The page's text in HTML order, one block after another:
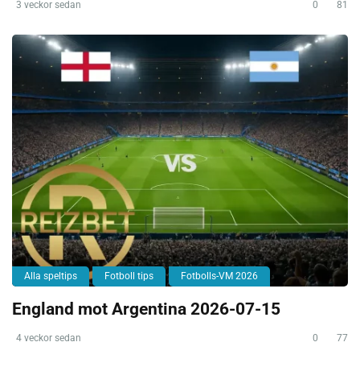
3 veckor sedan 0 81
Alla speltips Fotboll tips Fotbolls-VM 2026
England mot Argentina 2026-07-15
4 veckor sedan 0 77